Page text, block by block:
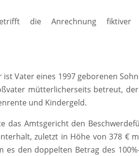
die Anrechnung
Vater eines 1997 geborenen
mütterlicherseits betreut,
und Kindergeld.
das Amtsgericht den
zuletzt in Höhe von 378 €
es den doppelten Betrag des